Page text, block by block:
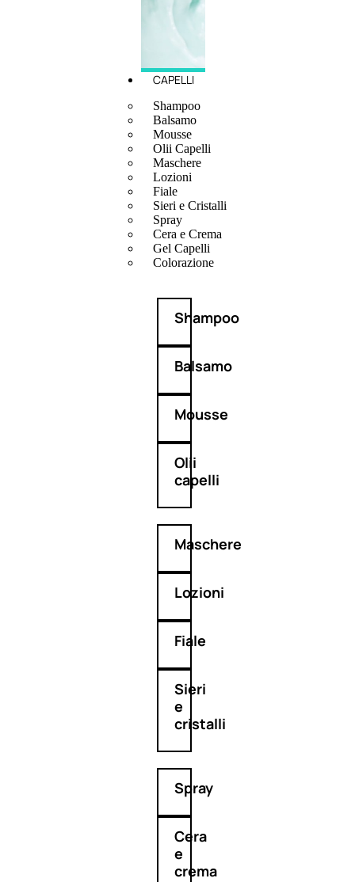
CAPELLI
Shampoo
Balsamo
Mousse
Olii Capelli
Maschere
Lozioni
Fiale
Sieri e Cristalli
Spray
Cera e Crema
Gel Capelli
Colorazione
Shampoo
Balsamo
Mousse
Olii
capelli
Maschere
Lozioni
Fiale
Sieri
e
cristalli
Spray
Cera
e
crema